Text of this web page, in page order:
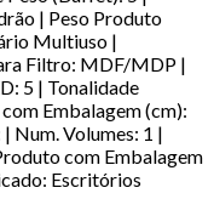
| Peso Produto
Multiuso |
Filtro: MDF/MDP |
5 | Tonalidade
Embalagem (cm):
Num. Volumes: 1 |
com Embalagem
Escritórios